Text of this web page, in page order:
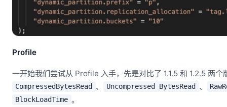
Profile
一开始我们尝试从 Profile 入手，先是对比了 1.1.5 和 1.2.5 两个
CompressedBytesRead 、 Uncompressed BytesRead 、
BlockLoadTime 。